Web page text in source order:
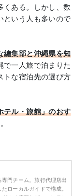
くある。しかし、数
という人も多いので
編集部と沖縄県を知
で一人旅で泊まりた
トな宿泊先の選び方
テル・旅館」のおす
門チーム。旅行代理店出
ローカルガイドで構成。